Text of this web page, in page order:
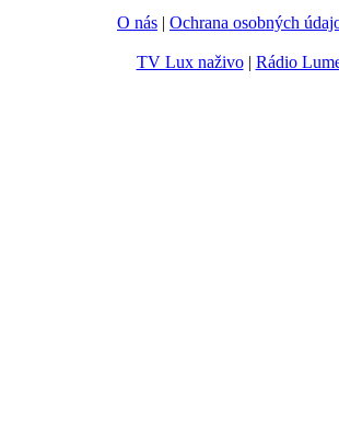
O nás | Ochrana osobných
TV Lux naživo| Rádio